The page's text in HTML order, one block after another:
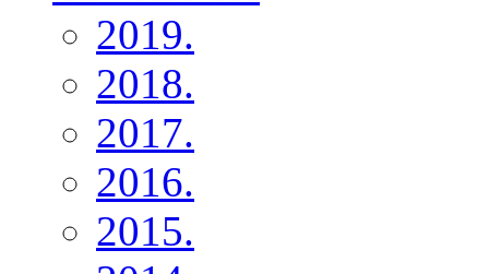
2019.
2018.
2017.
2016.
2015.